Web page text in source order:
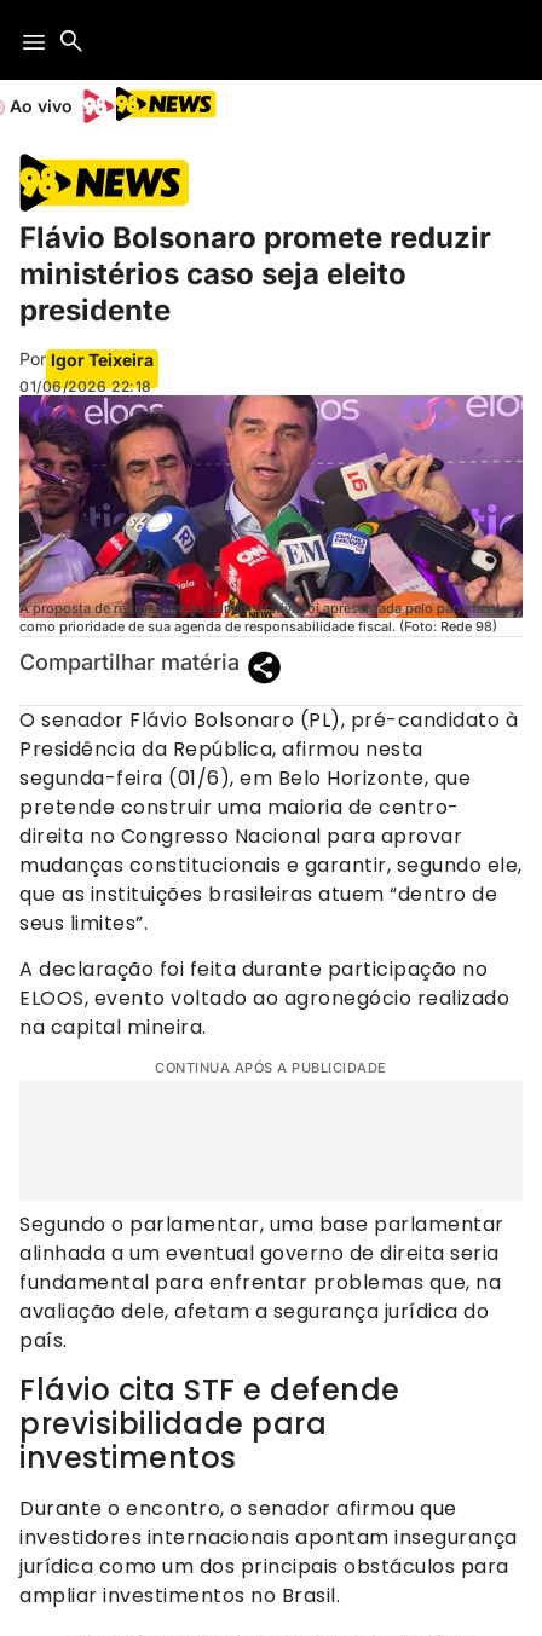
Ao vivo
Flávio Bolsonaro promete reduzir
ministérios caso seja eleito
presidente
Por Igor Teixeira
01/06/2026 22:18
A proposta de reorganização administrativa foi apresentada pelo parlamentar
como prioridade de sua agenda de responsabilidade fiscal. (Foto: Rede 98)
Compartilhar matéria
O senador Flávio Bolsonaro (PL), pré-candidato à
Presidência da República, afirmou nesta
segunda-feira (01/6), em Belo Horizonte, que
pretende construir uma maioria de centro-
direita no Congresso Nacional para aprovar
mudanças constitucionais e garantir, segundo ele,
que as instituições brasileiras atuem “dentro de
seus limites”.
A declaração foi feita durante participação no
ELOOS, evento voltado ao agronegócio realizado
na capital mineira.
CONTINUA APÓS A PUBLICIDADE
Segundo o parlamentar, uma base parlamentar
alinhada a um eventual governo de direita seria
fundamental para enfrentar problemas que, na
avaliação dele, afetam a segurança jurídica do
país.
Flávio cita STF e defende
previsibilidade para
investimentos
Durante o encontro, o senador afirmou que
investidores internacionais apontam insegurança
jurídica como um dos principais obstáculos para
ampliar investimentos no Brasil.